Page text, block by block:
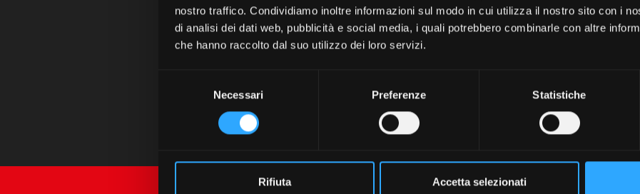
nostro traffico. Condividiamo inoltre informazioni sul modo in cui utilizza il nostro sito con i
di analisi dei dati web, pubblicità e social media, i quali potrebbero combinarle con altre
che hanno raccolto dal suo utilizzo dei loro servizi.
Necessari Preferenze Statistiche
Rifiuta Accetta selezionati